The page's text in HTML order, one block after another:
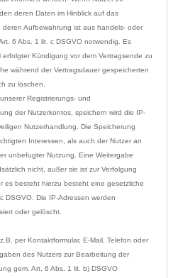
deren Daten im Hinblick auf das
Aufbewahrung ist aus handels- oder
6 Abs. 1 lit. c DSGVO notwendig. Es
Kündigung vor dem Vertragsende zu
während der Vertragsdauer gespeicherten
zu löschen.
Registrierungs- und
der Nutzerkontos, speichern wird die IP-
Nutzerhandlung. Die Speicherung
Interessen, als auch der Nutzer an
unbefugter Nutzung. Eine Weitergabe
nicht, außer sie ist zur Verfolgung
es besteht hierzu besteht eine gesetzliche
DSGVO. Die IP-Adressen werden
per Kontaktformular, E-Mail, Telefon oder
des Nutzers zur Bearbeitung der
gem. Art. 6 Abs. 1 lit. b) DSGVO